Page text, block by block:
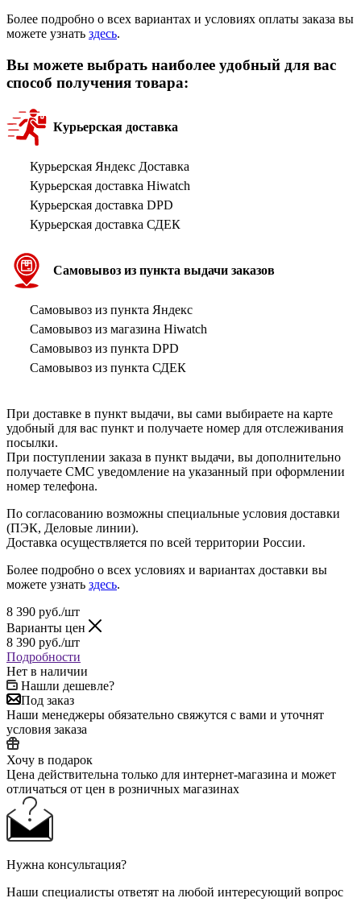
Более подробно о всех вариантах и условиях оплаты заказа вы
можете узнать здесь.
Вы можете выбрать наиболее удобный для вас
способ получения товара:
Курьерская доставка
Курьерская Яндекс Доставка
Курьерская доставка Hiwatch
Курьерская доставка DPD
Курьерская доставка СДЕК
Самовывоз из пункта выдачи заказов
Самовывоз из пункта Яндекс
Самовывоз из магазина Hiwatch
Самовывоз из пункта DPD
Самовывоз из пункта СДЕК
При доставке в пункт выдачи, вы сами выбираете на карте
удобный для вас пункт и получаете номер для отслеживания
посылки.
При поступлении заказа в пункт выдачи, вы дополнительно
получаете СМС уведомление на указанный при оформлении
номер телефона.
По согласованию возможны специальные условия доставки
(ПЭК, Деловые линии).
Доставка осуществляется по всей территории России.
Более подробно о всех условиях и вариантах доставки вы
можете узнать здесь.
8 390 руб./шт
Варианты цен
8 390 руб./шт
Подробности
Нет в наличии
Нашли дешевле?
Под заказ
Наши менеджеры обязательно свяжутся с вами и уточнят
условия заказа
Хочу в подарок
Цена действительна только для интернет-магазина и может
отличаться от цен в розничных магазинах
Нужна консультация?
Наши специалисты ответят на любой интересующий вопрос